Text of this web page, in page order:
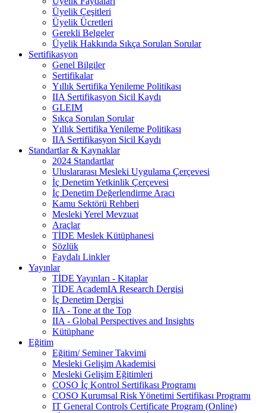
Üyelik Çeşitleri
Üyelik Ücretleri
Gerekli Belgeler
Üyelik Hakkında Sıkça Sorulan Sorular
Sertifikasyon
Genel Bilgiler
Sertifikalar
Yıllık Sertifika Yenileme Politikası
IIA Sertifikasyon Sicil Kaydı
GLEIM
Sıkça Sorulan Sorular
Yıllık Sertifika Yenileme Politikası
IIA Sertifikasyon Sicil Kaydı
Standartlar & Kaynaklar
2024 Standartlar
Uluslararası Mesleki Uygulama Çerçevesi
İç Denetim Yetkinlik Çerçevesi
İç Denetim Değerlendirme Aracı
Kamu Sektörü Rehberi
Mesleki Yerel Mevzuat
Araçlar
TİDE Meslek Kütüphanesi
Sözlük
Faydalı Linkler
Yayınlar
TİDE Yayınları - Kitaplar
TİDE AcademIA Research Dergisi
İç Denetim Dergisi
IIA - Tone at the Top
IIA - Global Perspectives and Insights
Kütüphane
Eğitim
Eğitim/ Seminer Takvimi
Mesleki Gelişim Akademisi
Mesleki Gelişim Eğitimleri
COSO İç Kontrol Sertifikası Programı
COSO Kurumsal Risk Yönetimi Sertifikası Programı
IT General Controls Certificate Program (Online)